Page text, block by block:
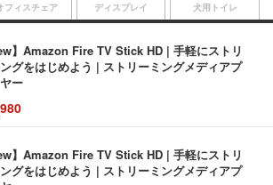
】Amazon Fire TV Stick HD | 手軽にストリ
グをはじめよう | ストリーミングメディアプ
ー
】Amazon Fire TV Stick HD | 手軽にストリ
グをはじめよう | ストリーミングメディアプ
フィスチェア ディスプレイ 犬用トイレ